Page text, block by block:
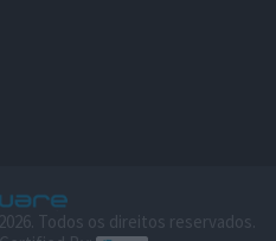
Todos os direitos reservados.